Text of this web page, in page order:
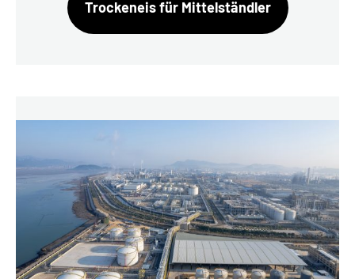
Trockeneis für Mittelständler